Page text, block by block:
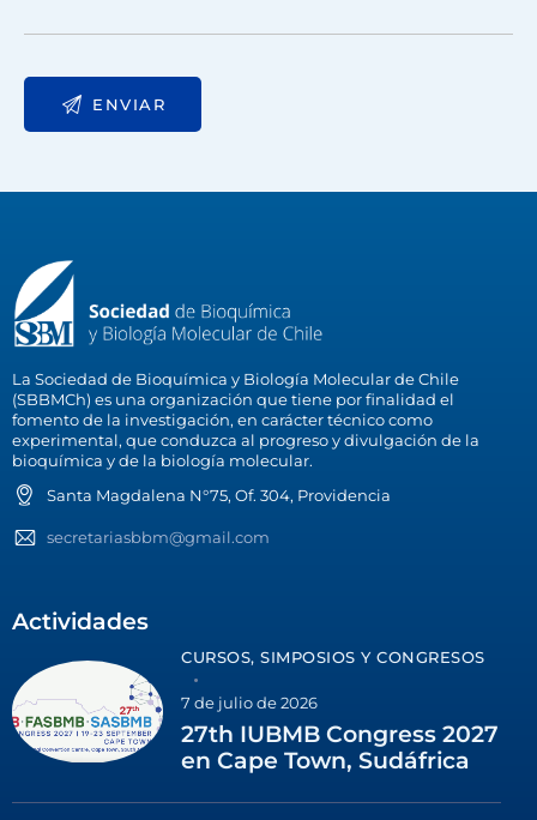
La Sociedad de Bioquímica y Biología Molecular de Chile
(SBBMCh) es una organización que tiene por finalidad el
fomento de la investigación, en carácter técnico como
experimental, que conduzca al progreso y divulgación de la
bioquímica y de la biología molecular.
Santa Magdalena N°75, Of. 304, Providencia
secretariasbbm@gmail.com
Actividades
CURSOS, SIMPOSIOS Y CONGRESOS
7 de julio de 2026
27th IUBMB Congress 2027
en Cape Town, Sudáfrica